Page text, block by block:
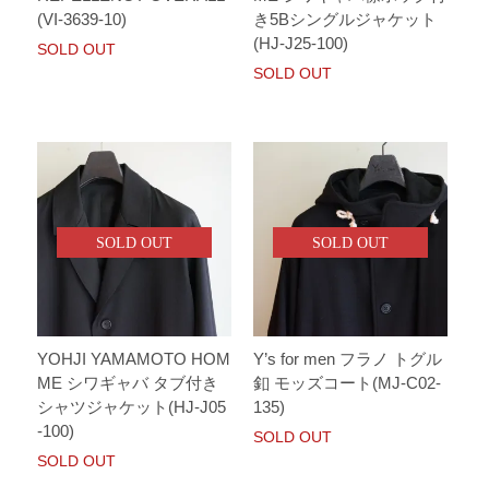
(VI-3639-10)
SOLD OUT
き5Bシングルジャケット
(HJ-J25-100)
SOLD OUT
SOLD OUT
YOHJI YAMAMOTO HOM
ME シワギャバ タブ付き
シャツジャケット(HJ-J05
-100)
SOLD OUT
SOLD OUT
Y’s for men フラノ トグル
釦 モッズコート(MJ-C02-
135)
SOLD OUT